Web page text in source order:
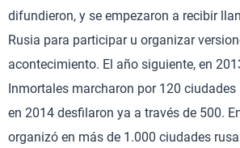
difundieron, y se empezaron a recibir
Rusia para participar u organizar
acontecimiento. El año siguiente, en
Inmortales marcharon por 120
en 2014 desfilaron ya a través de 500.
organizó en más de 1.000 ciudades